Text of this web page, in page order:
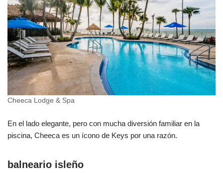
Cheeca Lodge & Spa
En el lado elegante, pero con mucha diversión familiar en la
piscina, Cheeca es un ícono de Keys por una razón.
balneario isleño